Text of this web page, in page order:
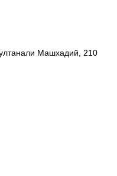
Машхадий, 210